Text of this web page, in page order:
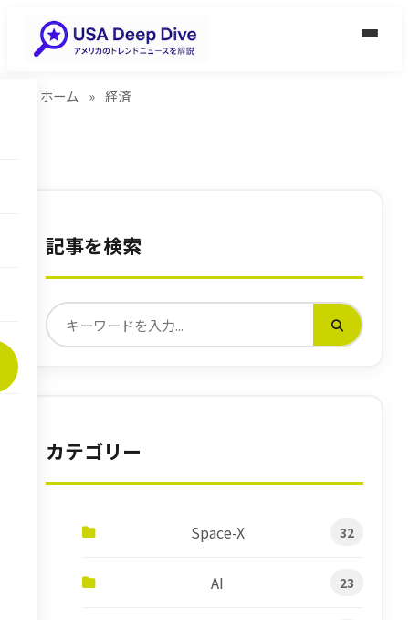
ホーム » 経済
記事を検索
カテゴリー
Space-X 32
AI 23